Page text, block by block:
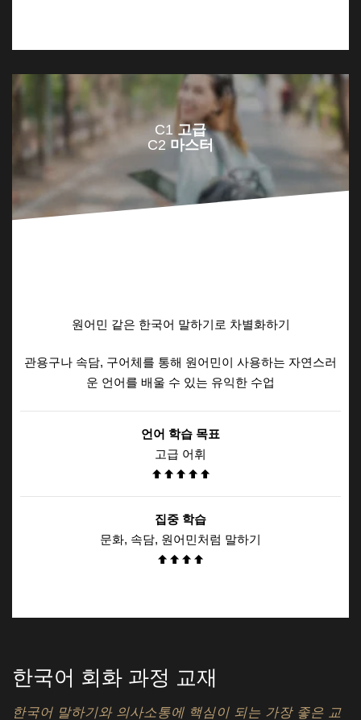
C1 고급
C2 마스터
원어민 같은 한국어 말하기로 차별화하기
관용구나 속담, 구어체를 통해 원어민이 사용하는 자연스러
운 언어를 배울 수 있는 유익한 수업
언어 학습 목표
고급 어휘
집중 학습
문화, 속담, 원어민처럼 말하기
한국어 회화 과정 교재
한국어 말하기와 의사소통에 핵심이 되는 가장 좋은 교